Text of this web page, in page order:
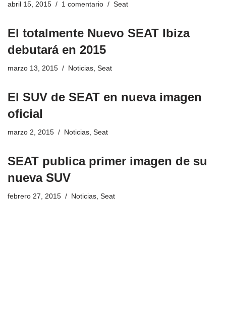
abril 15, 2015 1 comentario Seat
El totalmente Nuevo SEAT Ibiza
debutará en 2015
marzo 13, 2015 Noticias, Seat
El SUV de SEAT en nueva imagen
oficial
marzo 2, 2015 Noticias, Seat
SEAT publica primer imagen de su
nueva SUV
febrero 27, 2015 Noticias, Seat